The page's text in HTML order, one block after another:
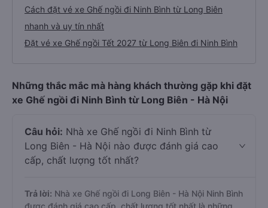
Cách đặt vé xe Ghế ngồi đi Ninh Bình từ Long Biên
nhanh và uy tín nhất
Đặt vé xe Ghế ngồi Tết 2027 từ Long Biên đi Ninh Bình
Những thắc mắc mà hàng khách thường gặp khi đặt
xe Ghế ngồi đi Ninh Bình từ Long Biên - Hà Nội
Câu hỏi: Nhà xe Ghế ngồi đi Ninh Bình từ
Long Biên - Hà Nội nào được đánh giá cao
cấp, chất lượng tốt nhất?
Trả lời: Nhà xe Ghế ngồi đi Long Biên - Hà Nội Ninh Bình
được đánh giá cao cấp, chất lượng tốt nhất là những